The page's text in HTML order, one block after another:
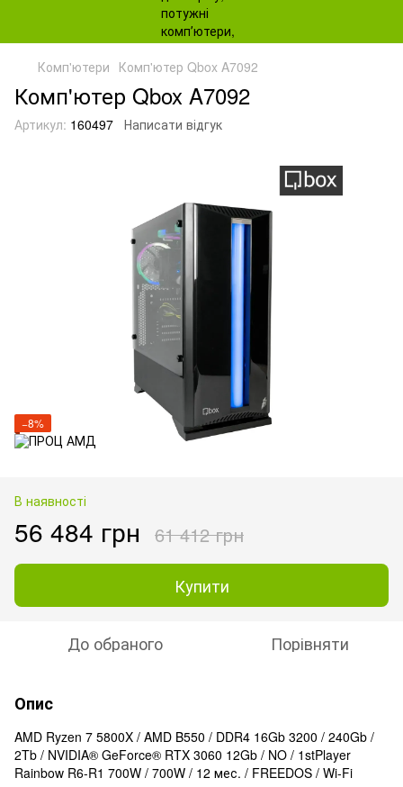
Комп'ютери Комп'ютер Qbox A7092
Комп'ютер Qbox A7092
Артикул: 160497 Написати відгук
−8%
В наявності
56 484 грн 61 412 грн
Купити
До обраного Порівняти
Опис
AMD Ryzen 7 5800X / AMD B550 / DDR4 16Gb 3200 / 240Gb /
2Tb / NVIDIA® GeForce® RTX 3060 12Gb / NO / 1stPlayer
Rainbow R6-R1 700W / 700W / 12 мес. / FREEDOS / Wi-Fi